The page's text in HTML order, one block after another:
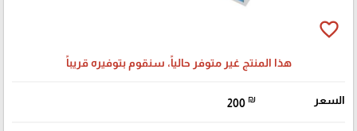
favorite_border
هذا المنتج غير متوفر حالياً، سنقوم بتوفيره قريباً
السعر 200 ₪